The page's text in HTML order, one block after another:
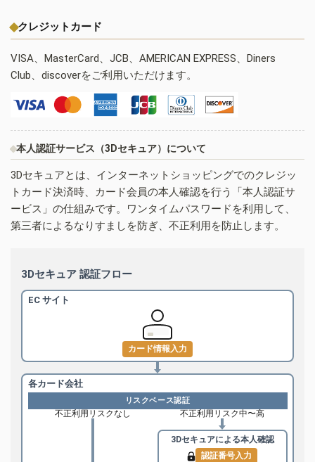
クレジットカード
VISA、MasterCard、JCB、AMERICAN EXPRESS、Diners
Club、discoverをご利用いただけます。
本人認証サービス（3Dセキュア）について
3Dセキュアとは、インターネットショッピングでのクレジッ
トカード決済時、カード会員の本人確認を行う「本人認証サ
ービス」の仕組みです。ワンタイムパスワードを利用して、
第三者によるなりすましを防ぎ、不正利用を防止します。
3Dセキュア 認証フロー
EC サイト
カード情報入力
各カード会社
リスクベース認証
不正利用リスクなし 不正利用リスク中〜高
3Dセキュアによる本人確認
認証番号入力